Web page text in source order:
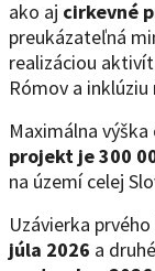
ako aj cirkevné
preukázateľná
realizáciou
Rómov a
Maximálna
projekt je 300
na území celej
Uzávierka
júla 2026 a